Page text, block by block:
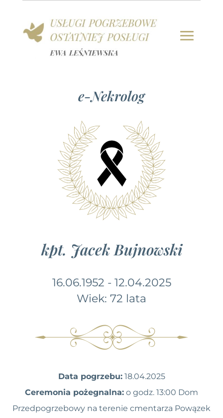
e-Nekrolog
kpt. Jacek Bujnowski
16.06.1952 - 12.04.2025
Wiek: 72 lata
Data pogrzebu:18.04.2025
Ceremonia pożegnalna: o godz. 13:00 Dom
Przedpogrzebowy na terenie cmentarza Powązek